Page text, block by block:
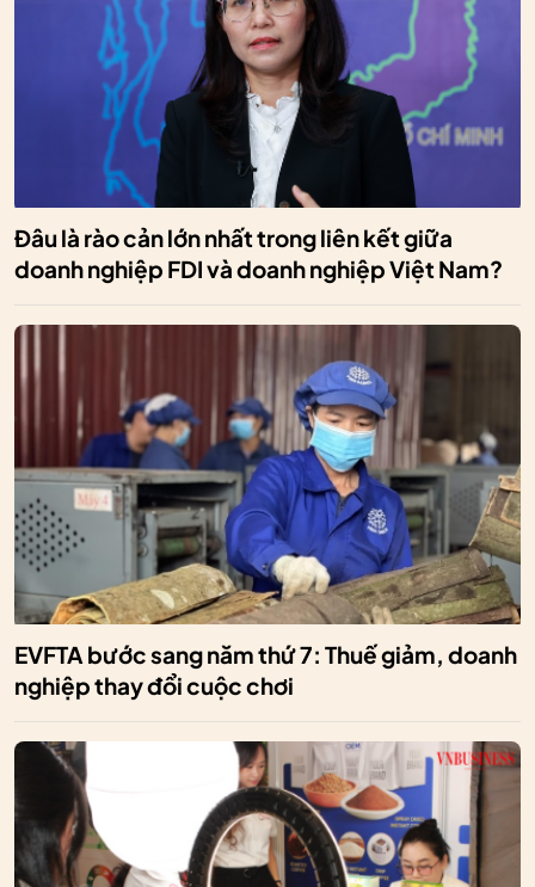
Đâu là rào cản lớn nhất trong liên kết giữa
doanh nghiệp FDI và doanh nghiệp Việt Nam?
EVFTA bước sang năm thứ 7: Thuế giảm, doanh
nghiệp thay đổi cuộc chơi